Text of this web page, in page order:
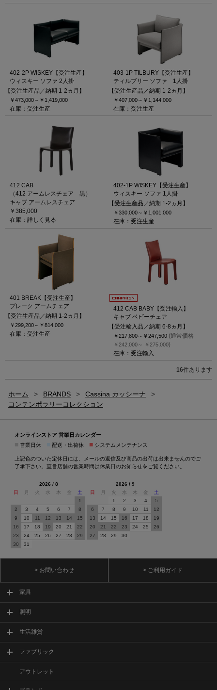
402-2P WISKEY【受注生産】
ウィスキー ソファ 2人掛
【受注生産品／納期 1-2ヵ月】
￥473,000～ ￥1,419,000
在庫：受注生産
403-1P TILBURY【受注生産】
ティルブリー ソファ 1人掛
【受注生産品／納期 1-2ヵ月】
￥407,000～ ￥1,144,000
在庫：受注生産
412 CAB
（412 アームレスチェア 黒）
キャブ アームレスチェア
￥385,000
在庫：詳しく見る
402-1P WISKEY【受注生産】
ウィスキー ソファ 1人掛
【受注生産品／納期 1-2ヵ月】
￥330,000～ ￥1,001,000
在庫：受注生産
401 BREAK【受注生産】
ブレーク アームチェア
【受注生産品／納期 1-2ヵ月】
￥299,200～ ￥814,000
在庫：受注生産
412 CAB BABY【受注輸入】
キャブ ベビーチェア
【受注輸入品／納期 6-8ヵ月】
￥217,800～ ￥247,500 (通常価格
￥242,000～ ￥275,000)
在庫：受注輸入
16件あります
ホーム > BRANDS > Cassina カッシーナ
>
コンテンポラリーコレクション
オンラインストア 営業日カレンダー
営業日休 配送・出荷休 ■ システムメンテナンス
上記色のついた定休日には、メールの返信及び商品の出荷は出来ませんのでご
了承下さい。直営店舗の営業時間は休業日のお知らせをご覧ください。
2026 / 8
日
月 火 水 木 金
土
1
2
3 4 5 6 7
8
9
10 11 12 13 14
15
16
17 18 19 20 21
22
23
24 25 26 27 28
29
30
31
2026 / 9
日
月 火 水 木 金
土
1
2 3 4
5
6
7 8 9 10 11
12
13
14 15 16 17 18
19
20
21 22 23 24 25
26
27
28 29 30
> お問い合わせ > ご利用ガイド
家具
照明
生活雑貨
ファブリック
アウトレット